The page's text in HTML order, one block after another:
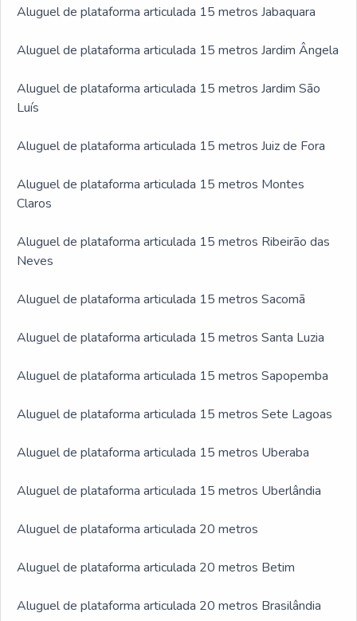
Aluguel de plataforma articulada 15 metros Jabaquara
Aluguel de plataforma articulada 15 metros Jardim Ângela
Aluguel de plataforma articulada 15 metros Jardim São
Luís
Aluguel de plataforma articulada 15 metros Juiz de Fora
Aluguel de plataforma articulada 15 metros Montes
Claros
Aluguel de plataforma articulada 15 metros Ribeirão das
Neves
Aluguel de plataforma articulada 15 metros Sacomã
Aluguel de plataforma articulada 15 metros Santa Luzia
Aluguel de plataforma articulada 15 metros Sapopemba
Aluguel de plataforma articulada 15 metros Sete Lagoas
Aluguel de plataforma articulada 15 metros Uberaba
Aluguel de plataforma articulada 15 metros Uberlândia
Aluguel de plataforma articulada 20 metros
Aluguel de plataforma articulada 20 metros Betim
Aluguel de plataforma articulada 20 metros Brasilândia